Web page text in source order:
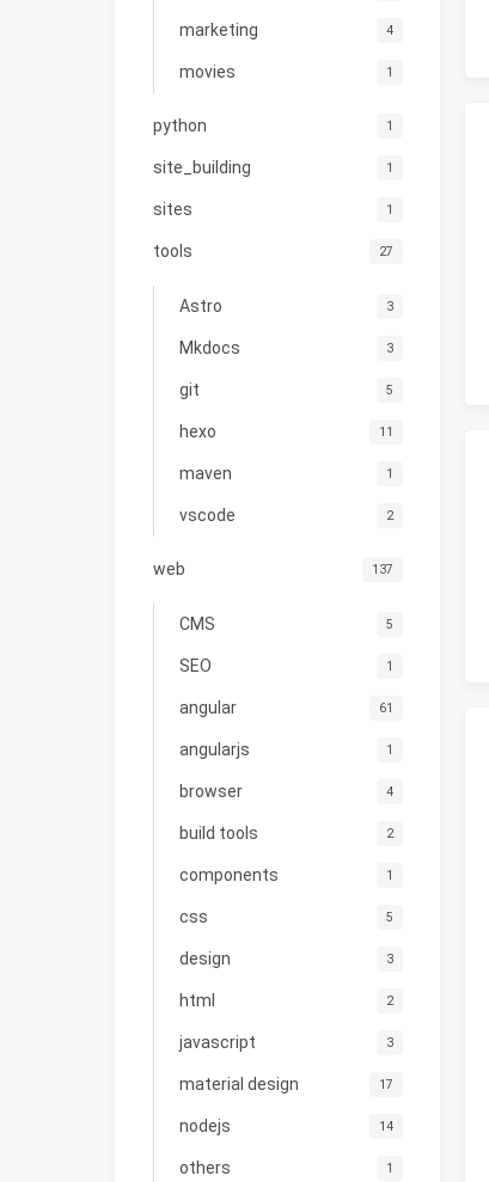
marketing 4
movies 1
python 1
site_building 1
sites 1
tools 27
Astro 3
Mkdocs 3
git 5
hexo 11
maven 1
vscode 2
web 137
CMS 5
SEO 1
angular 61
angularjs 1
browser 4
build tools 2
components 1
css 5
design 3
html 2
javascript 3
material design 17
nodejs 14
others 1